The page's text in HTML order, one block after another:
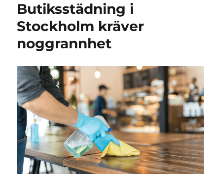
Butiksstädning i
Stockholm kräver
noggrannhet